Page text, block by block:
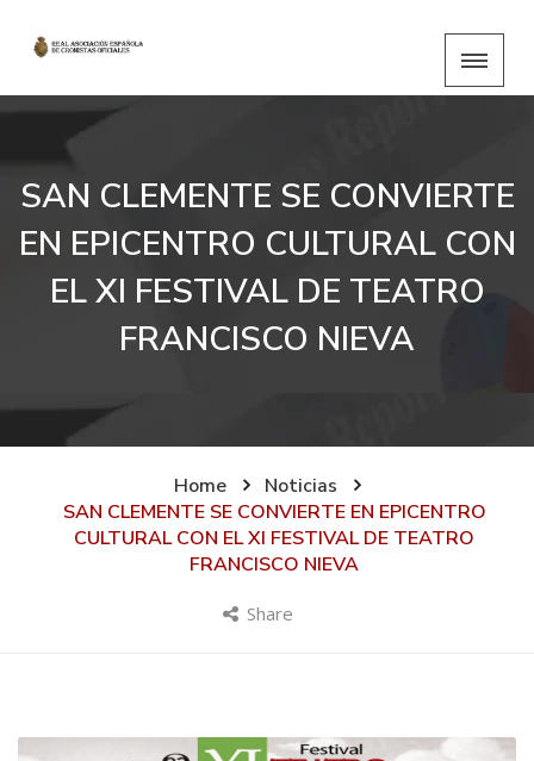
SAN CLEMENTE SE CONVIERTE
EN EPICENTRO CULTURAL CON
EL XI FESTIVAL DE TEATRO
FRANCISCO NIEVA
Home
Noticias
SAN CLEMENTE SE CONVIERTE EN EPICENTRO
CULTURAL CON EL XI FESTIVAL DE TEATRO
FRANCISCO NIEVA
Share